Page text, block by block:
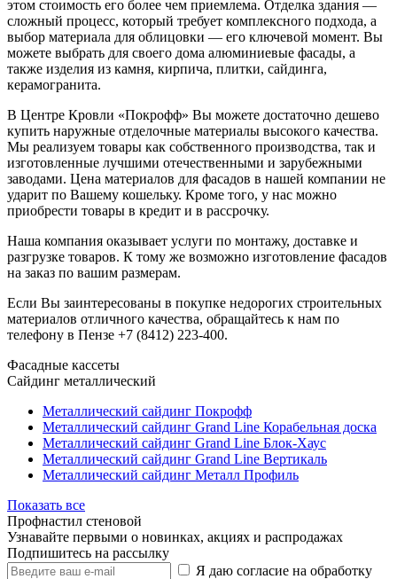
этом стоимость его более чем приемлема. Отделка здания —
сложный процесс, который требует комплексного подхода, а
выбор материала для облицовки — его ключевой момент. Вы
можете выбрать для своего дома алюминиевые фасады, а
также изделия из камня, кирпича, плитки, сайдинга,
керамогранита.
В Центре Кровли «Покрофф» Вы можете достаточно дешево
купить наружные отделочные материалы высокого качества.
Мы реализуем товары как собственного производства, так и
изготовленные лучшими отечественными и зарубежными
заводами. Цена материалов для фасадов в нашей компании не
ударит по Вашему кошельку. Кроме того, у нас можно
приобрести товары в кредит и в рассрочку.
Наша компания оказывает услуги по монтажу, доставке и
разгрузке товаров. К тому же возможно изготовление фасадов
на заказ по вашим размерам.
Если Вы заинтересованы в покупке недорогих строительных
материалов отличного качества, обращайтесь к нам по
телефону в Пензе +7 (8412) 223-400.
Фасадные кассеты
Сайдинг металлический
Металлический сайдинг Покрофф
Металлический сайдинг Grand Line Корабельная доска
Металлический сайдинг Grand Line Блок-Хаус
Металлический сайдинг Grand Line Вертикаль
Металлический сайдинг Металл Профиль
Показать все
Профнастил стеновой
Узнавайте первыми о новинках, акциях и распродажах
Подпишитесь на рассылку
Я даю согласие на обработку